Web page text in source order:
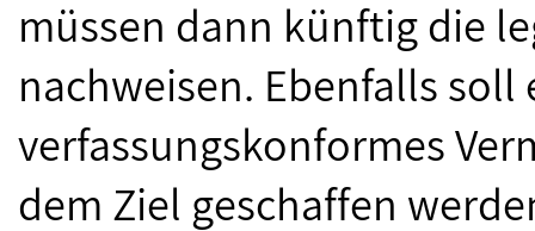
müssen dann künftig die
nachweisen. Ebenfalls
verfassungskonformes
dem Ziel geschaffen